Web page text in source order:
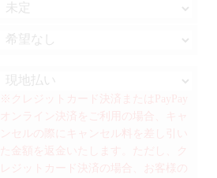
※クレジットカード決済またはPayPay
オンライン決済をご利用の場合、キャ
ンセルの際にキャンセル料を差し引い
た金額を返金いたします。ただし、ク
レジットカード決済の場合、お客様の